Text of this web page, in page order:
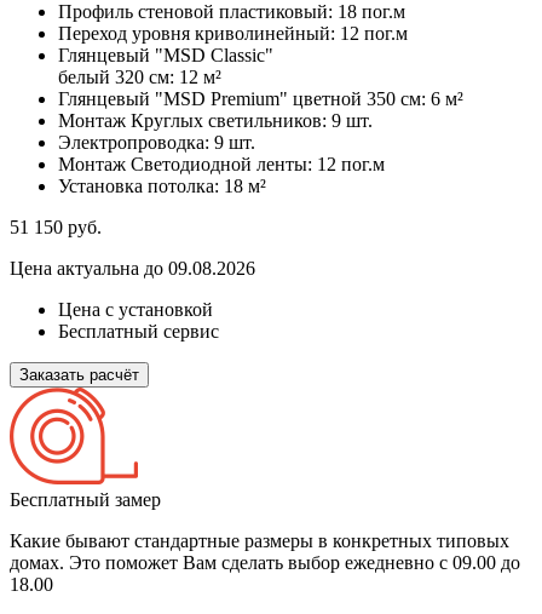
Профиль стеновой пластиковый: 18 пог.м
Переход уровня криволинейный: 12 пог.м
Глянцевый "MSD Classic"
белый 320 см: 12 м²
Глянцевый "MSD Premium" цветной 350 см: 6 м²
Монтаж Круглых светильников: 9 шт.
Электропроводка: 9 шт.
Монтаж Светодиодной ленты: 12 пог.м
Установка потолка: 18 м²
51 150 руб.
Цена актуальна до 09.08.2026
Цена с установкой
Бесплатный сервис
Заказать расчёт
Бесплатный замер
Какие бывают стандартные размеры в конкретных типовых
домах. Это поможет Вам сделать выбор ежедневно с 09.00 до
18.00